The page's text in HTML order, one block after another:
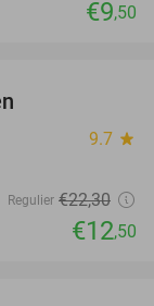
€9,50
9.7 star
Regulier €22,30
€12,50